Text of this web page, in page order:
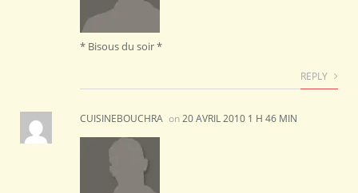
* Bisous du soir *
REPLY
CUISINEBOUCHRA on20 AVRIL 2010 1 H 46 MIN